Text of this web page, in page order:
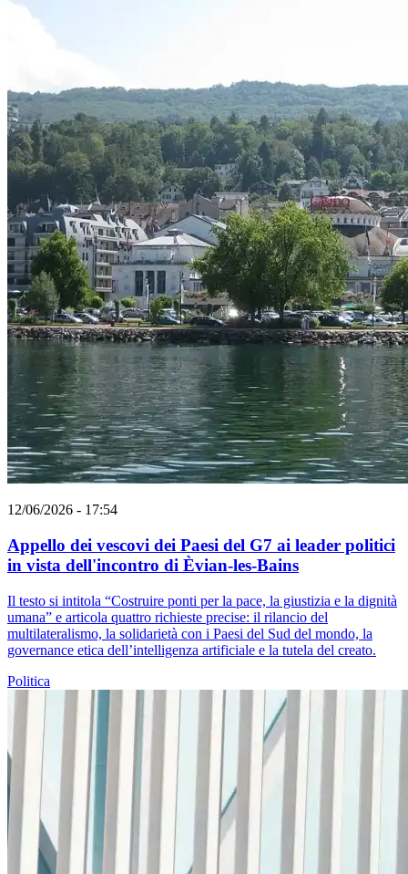
12/06/2026 - 17:54
Appello dei vescovi dei Paesi del G7 ai leader politici
in vista dell'incontro di Èvian-les-Bains
Il testo si intitola “Costruire ponti per la pace, la giustizia e la dignità
umana” e articola quattro richieste precise: il rilancio del
multilateralismo, la solidarietà con i Paesi del Sud del mondo, la
governance etica dell’intelligenza artificiale e la tutela del creato.
Politica